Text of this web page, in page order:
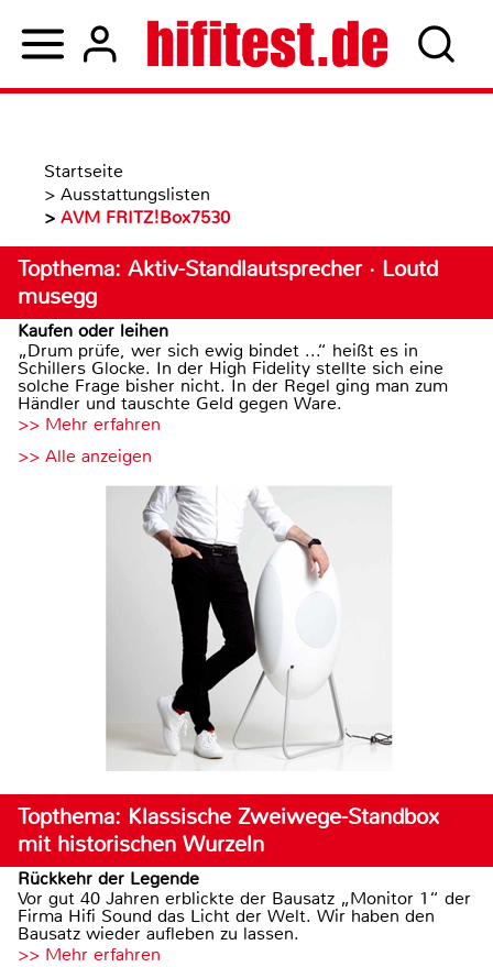
Startseite
> Ausstattungslisten
> AVM FRITZ!Box7530
Topthema: Aktiv-Standlautsprecher · Loutd
musegg
Kaufen oder leihen
„Drum prüfe, wer sich ewig bindet ...“ heißt es in
Schillers Glocke. In der High Fidelity stellte sich eine
solche Frage bisher nicht. In der Regel ging man zum
Händler und tauschte Geld gegen Ware.
>> Mehr erfahren
>> Alle anzeigen
Topthema: Klassische Zweiwege-Standbox
mit historischen Wurzeln
Rückkehr der Legende
Vor gut 40 Jahren erblickte der Bausatz „Monitor 1“ der
Firma Hifi Sound das Licht der Welt. Wir haben den
Bausatz wieder aufleben zu lassen.
>> Mehr erfahren